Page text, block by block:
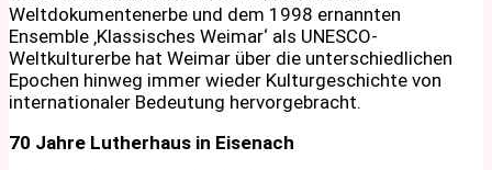
Weltdokumentenerbe und dem 1998 ernannten
Ensemble ‚Klassisches Weimar‘ als UNESCO-
Weltkulturerbe hat Weimar über die unterschiedlichen
Epochen hinweg immer wieder Kulturgeschichte von
internationaler Bedeutung hervorgebracht.
70 Jahre Lutherhaus in Eisenach